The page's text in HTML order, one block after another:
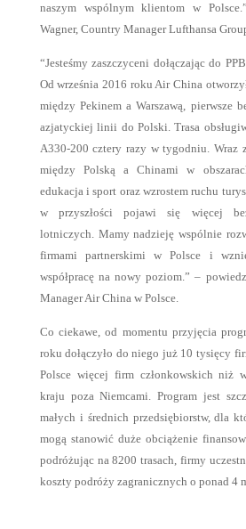
naszym wspólnym klientom w
Wagner, Country Manager Lufthansa
“Jesteśmy zaszczyceni dołączając do
Od września 2016 roku Air China
między Pekinem a Warszawą, pierwsze
azjatyckiej linii do Polski. Trasa
A330-200 cztery razy w tygodniu. Wraz
między Polską a Chinami w
edukacja i sport oraz wzrostem ruchu
w przyszłości pojawi się więcej
lotniczych. Mamy nadzieję wspólnie
firmami partnerskimi w Polsce i
współpracę na nowy poziom.” –
Manager Air China w Polsce.
Co ciekawe, od momentu przyjęcia
roku dołączyło do niego już 10 tysięcy
Polsce więcej firm członkowskich niż
kraju poza Niemcami. Program jest
małych i średnich przedsiębiorstw, dla
mogą stanowić duże obciążenie
podróżując na 8200 trasach, firmy
koszty podróży zagranicznych o ponad 4